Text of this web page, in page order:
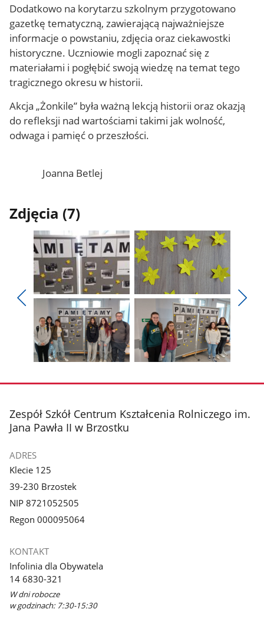
Dodatkowo na korytarzu szkolnym przygotowano
gazetkę tematyczną, zawierającą najważniejsze
informacje o powstaniu, zdjęcia oraz ciekawostki
historyczne. Uczniowie mogli zapoznać się z
materiałami i pogłębić swoją wiedzę na temat tego
tragicznego okresu w historii.
Akcja „Żonkile” była ważną lekcją historii oraz okazją
do refleksji nad wartościami takimi jak wolność,
odwaga i pamięć o przeszłości.
Joanna Betlej
Zdjęcia (7)
poprzednie
zdjęcia
Pokaż
zdjęcie
1
z
galerii.
Pokaż
zdjęcie
z
galerii.
zdjęcie
galerii.
zdjęcie
galerii.
stopka
Zespół Szkół Centrum Kształcenia Rolniczego im.
Jana Pawła II w Brzostku
ADRES
Klecie 125
39-230 Brzostek
NIP 8721052505
Regon 000095064
KONTAKT
Infolinia dla Obywatela
14 6830-321
W dni robocze
w godzinach: 7:30-15:30